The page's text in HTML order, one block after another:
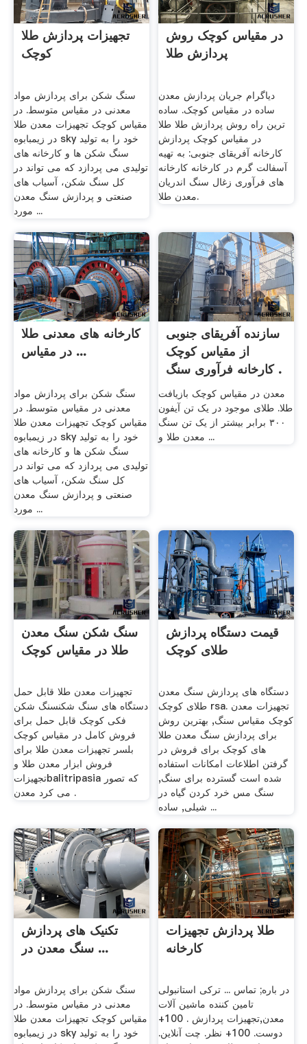
تجهیزات پردازش طلا
کوچک
سنگ شکن برای پردازش مواد
معدنی در مقیاس متوسط. در
مقیاس کوچک تجهیزات معدن طلا
در زیمبابوه sky خود را به تولید
سنگ شکن ها و کارخانه های
تولیدی می پردازد که می تواند در
کل سنگ شکن، آسیاب های
صنعتی و پردازش سنگ معدن
مورد ...
در مقیاس کوچک روش
پردازش طلا
دیاگرام جریان پردازش معدن
ساده در مقیاس کوچک. ساده
ترین راه روش پردازش طلا طلا
در مقیاس کوچک پردازش
کارخانه آفریقای جنوبی: به تهیه
آسفالت گرم در کارخانه کارخانه
های فرآوری زغال سنگ اندریان
معدن طلا.
کارخانه های معدنی طلا
در مقیاس ...
سنگ شکن برای پردازش مواد
معدنی در مقیاس متوسط. در
مقیاس کوچک تجهیزات معدن طلا
در زیمبابوه sky خود را به تولید
سنگ شکن ها و کارخانه های
تولیدی می پردازد که می تواند در
کل سنگ شکن، آسیاب های
صنعتی و پردازش سنگ معدن
مورد ...
سازنده آفریقای جنوبی
از مقیاس کوچک
کارخانه فرآوری سنگ .
معدن در مقیاس کوچک بازیافت
طلا. طلای موجود در یک تن آیفون
۳۰۰ برابر بیشتر از یک تن سنگ
معدن طلا و ...
سنگ شکن سنگ معدن
طلا در مقیاس کوچک
تجهیزات معدن طلا قابل حمل
دستگاه های سنگ شکنسنگ شکن
فکی کوچک قابل حمل برای
فروش کامل در مقیاس کوچک
بلسر تجهیزات معدن طلا برای
فروش ابزار معدن طلا و
تجهیزاتbalitripasia که تصور
می کرد معدن .
قیمت دستگاه پردازش
طلای کوچک
دستگاه های پردازش سنگ معدن
طلای کوچک rsa. تجهیزات معدن
کوچک مقیاس سنگ, بهترین روش
برای پردازش سنگ معدن طلا
های کوچک برای فروش در
گرفتن اطلاعات امکانات استفاده
شده است گسترده برای سنگ,
سنگ مس خرد کردن گیاه در
شیلی, ساده ...
تکنیک های پردازش
سنگ معدن در ...
سنگ شکن برای پردازش مواد
معدنی در مقیاس متوسط. در
مقیاس کوچک تجهیزات معدن طلا
در زیمبابوه sky خود را به تولید
طلا پردازش تجهیزات
کارخانه
در باره; تماس ... ترکی استانبولی
تامین کننده ماشین آلات
معدن,تجهیزات پردازش . 100+
دوست. 100+ نظر. چت آنلاین.